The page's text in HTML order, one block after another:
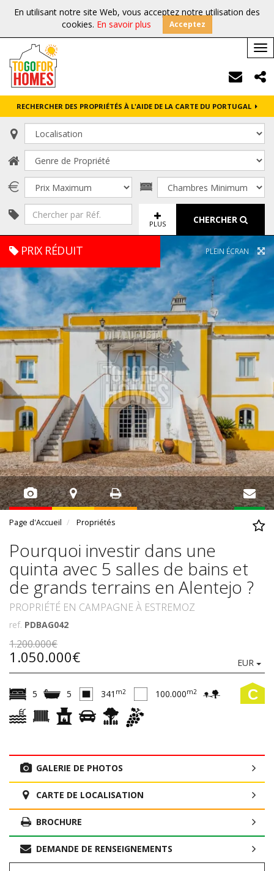
En utilisant notre site Web, vous acceptez notre utilisation des
cookies. En savoir plus Acceptez
RECHERCHER DES PROPRIÉTÉS À L'AIDE DE LA CARTE DU PORTUGAL
PLUS CHERCHER
PRIX RÉDUIT PLEIN ÉCRAN
Page d'Accueil Propriétés
Pourquoi investir dans une
quinta avec 5 salles de bains et
de grands terrains en Alentejo ?
PROPRIÉTÉ EN CAMPAGNE À ESTREMOZ
ref. PDBAG042
1.200.000€
1.050.000€ EUR
C
5 5 341 m2 100.000m2
GALERIE DE PHOTOS
CARTE DE LOCALISATION
BROCHURE
DEMANDE DE RENSEIGNEMENTS